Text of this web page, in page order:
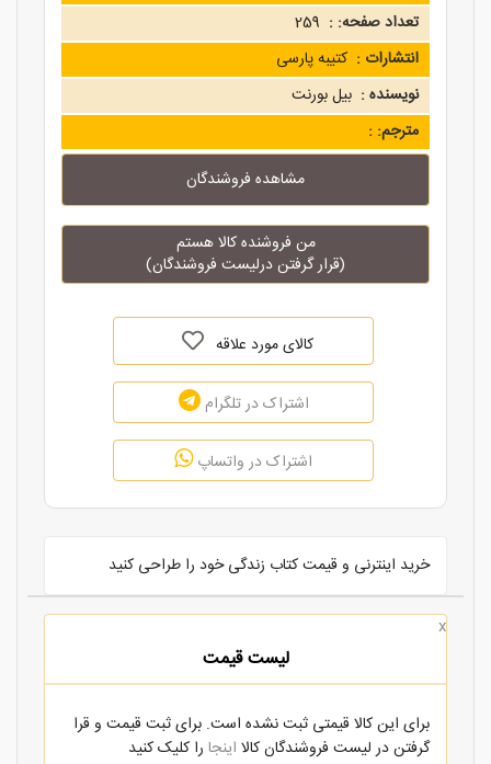
تعداد صفحه: : 259
انتشارات : کتیبه پارسی
نویسنده : بیل بورنت
مترجم: :
مشاهده فروشندگان
من فروشنده کالا هستم
(قرار گرفتن درلیست فروشندگان)
کالای مورد علاقه
اشتراک در تلگرام
اشتراک در واتساپ
خرید اینترنی و قیمت کتاب زندگی خود را طراحی کنید
x
لیست قیمت
برای این کالا قیمتی ثبت نشده است. برای ثبت قیمت و قرا
گرفتن در لیست فروشندگان کالا اینجا را کلیک کنید